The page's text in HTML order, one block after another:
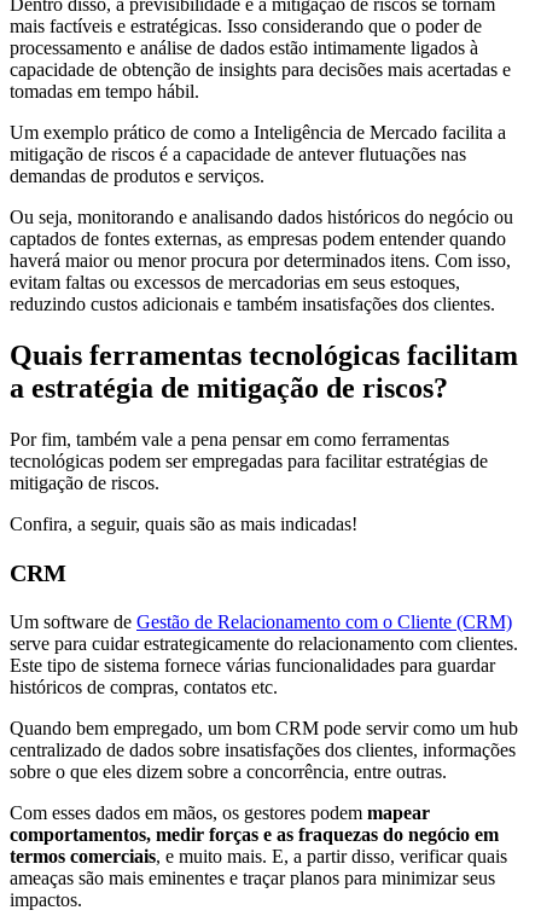
Dentro disso, a previsibilidade e a mitigação de riscos se tornam
mais factíveis e estratégicas. Isso considerando que o poder de
processamento e análise de dados estão intimamente ligados à
capacidade de obtenção de insights para decisões mais acertadas e
tomadas em tempo hábil.
Um exemplo prático de como a Inteligência de Mercado facilita a
mitigação de riscos é a capacidade de antever flutuações nas
demandas de produtos e serviços.
Ou seja, monitorando e analisando dados históricos do negócio ou
captados de fontes externas, as empresas podem entender quando
haverá maior ou menor procura por determinados itens. Com isso,
evitam faltas ou excessos de mercadorias em seus estoques,
reduzindo custos adicionais e também insatisfações dos clientes.
Quais ferramentas tecnológicas facilitam
a estratégia de mitigação de riscos?
Por fim, também vale a pena pensar em como ferramentas
tecnológicas podem ser empregadas para facilitar estratégias de
mitigação de riscos.
Confira, a seguir, quais são as mais indicadas!
CRM
Um software de Gestão de Relacionamento com o Cliente (CRM)
serve para cuidar estrategicamente do relacionamento com clientes.
Este tipo de sistema fornece várias funcionalidades para guardar
históricos de compras, contatos etc.
Quando bem empregado, um bom CRM pode servir como um hub
centralizado de dados sobre insatisfações dos clientes, informações
sobre o que eles dizem sobre a concorrência, entre outras.
Com esses dados em mãos, os gestores podem mapear
comportamentos, medir forças e as fraquezas do negócio em
termos comerciais, e muito mais. E, a partir disso, verificar quais
ameaças são mais eminentes e traçar planos para minimizar seus
impactos.